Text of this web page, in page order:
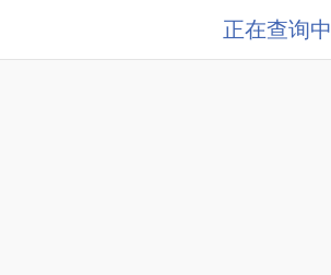
正在查询中